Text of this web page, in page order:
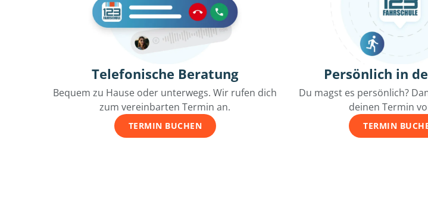
Telefonische Beratung
Bequem zu Hause oder unterwegs. Wir rufen dich
zum vereinbarten Termin an.
TERMIN BUCHEN
Persönlich in
Du magst es persönlich?
deinen Termin
TERMIN